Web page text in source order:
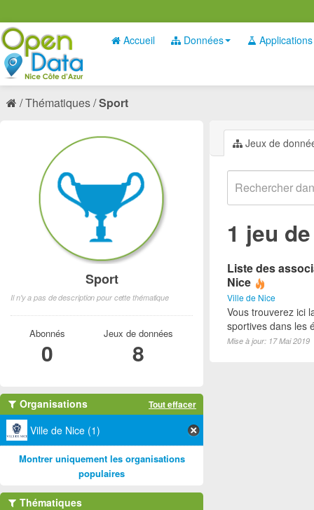
Accueil Données Applications
Thématiques Sport
Jeux de
1 jeu
Liste des
Nice
Ville de Nice
Vous trouverez ici
sportives dans les
Mise à jour: 17 Mai 2019
Sport
Il n'y a pas de description pour cette thématique
Abonnés
0
Jeux de données
8
Organisations Tout effacer
Ville de Nice (1)
Montrer uniquement les organisations
populaires
Thématiques